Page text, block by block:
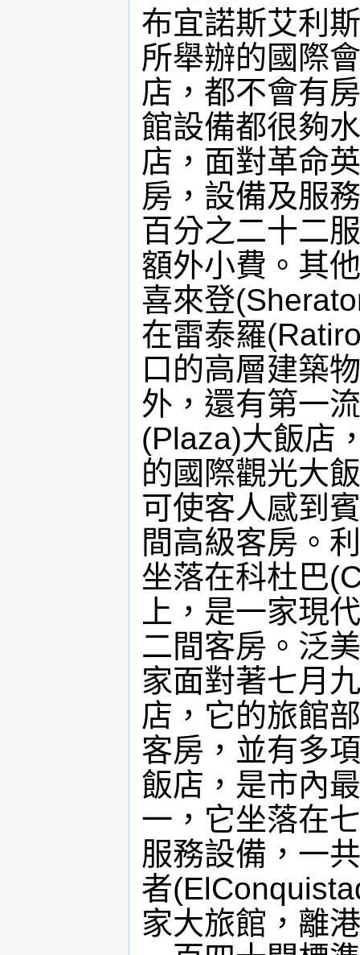
布宜諾斯艾利
所舉辦的國際
店，都不會有
館設備都很夠
店，面對革命
房，設備及服
百分之二十二
額外小費。其
喜來登
在雷泰羅
口的高層建築
外，還有第一
(Plaza)大飯店
的國際觀光大
可使客人感到
間高級客房。
坐落在科杜巴
上，是一家現
二間客房。泛
家面對著七月
店，它的旅館
客房，並有多
飯店，是市內
一，它坐落在
服務設備，一
者
家大旅館，離